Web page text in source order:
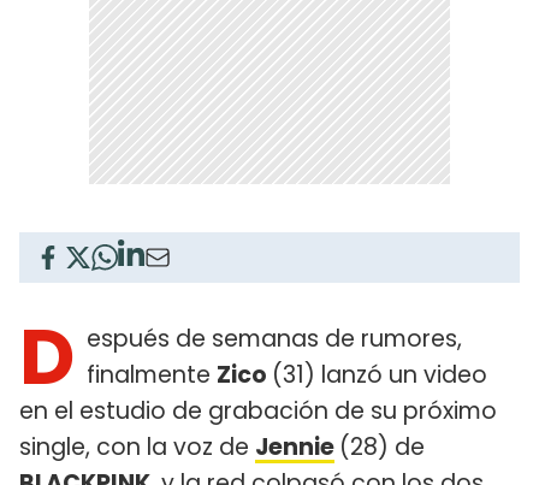
D espués de semanas de rumores,
finalmente Zico (31) lanzó un video
en el estudio de grabación de su próximo
single, con la voz de Jennie (28) de